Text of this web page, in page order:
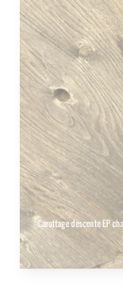
Carottage descente EP